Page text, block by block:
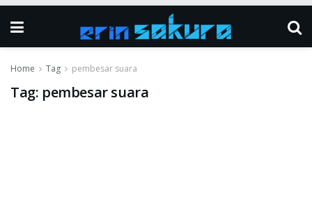
Home Tag pembesar suara
Tag: pembesar suara